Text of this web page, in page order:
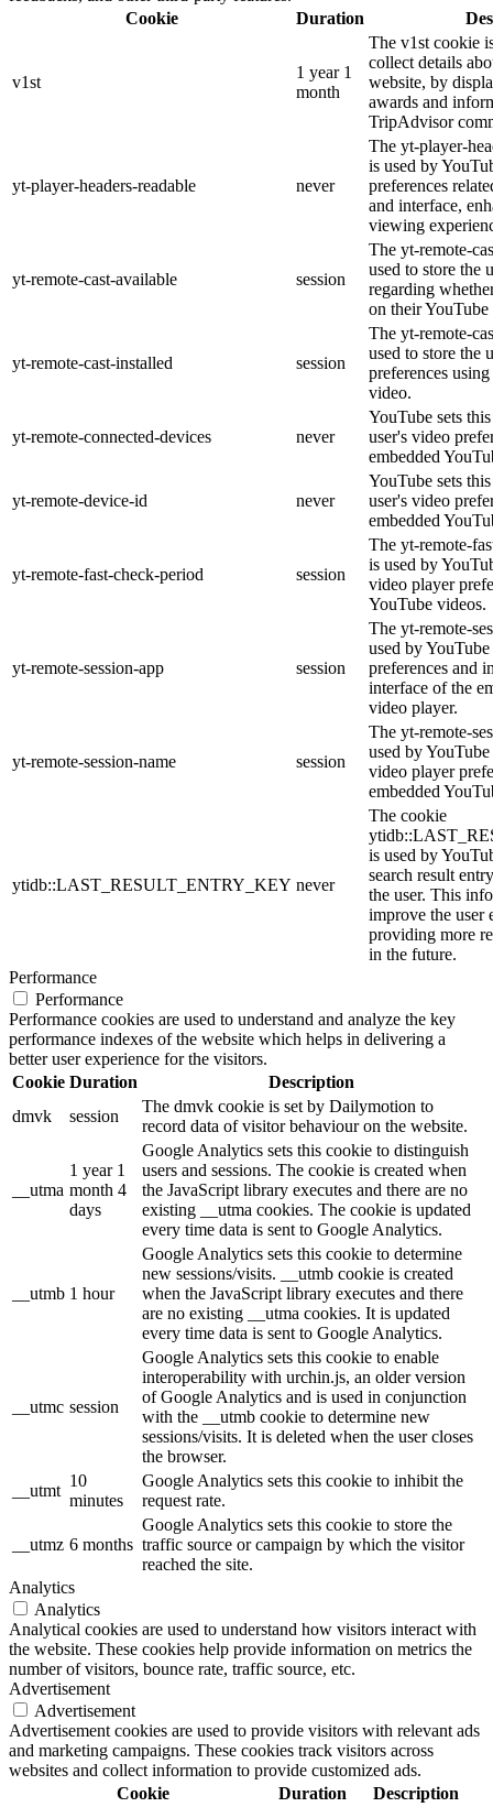
Cookie
Duration
v1st
1 year 1
month
The v1st cookie
collect details
website, by
awards and
TripAdvisor
yt-player-headers-readable never
The yt-player-
is used by
preferences
and interface,
viewing
yt-remote-cast-available session
The yt-remote-
used to store the
regarding
on their
yt-remote-cast-installed session
The yt-remote-
used to store the
preferences
video.
yt-remote-connected-devices never
YouTube sets
user's video
embedded
yt-remote-device-id never
YouTube sets
user's video
embedded
yt-remote-fast-check-period session
The yt-remote-
is used by
video player
YouTube videos.
yt-remote-session-app session
The yt-remote-
used by
preferences and
interface of the
video player.
yt-remote-session-name session
The yt-remote-
used by
video player
embedded
ytidb::LAST_RESULT_ENTRY_KEY never
The cookie
is used by
search result
the user. This
improve the user
providing more
in the future.
Performance
Performance
Performance cookies are used to understand and analyze the key
performance indexes of the website which helps in delivering a
better user experience for the visitors.
Cookie Duration
Description
dmvk
session
The dmvk cookie is set by Dailymotion to
record data of visitor behaviour on the website.
__utma
1 year 1
month 4
days
Google Analytics sets this cookie to distinguish
users and sessions. The cookie is created when
the JavaScript library executes and there are no
existing __utma cookies. The cookie is updated
every time data is sent to Google Analytics.
__utmb 1 hour
Google Analytics sets this cookie to determine
new sessions/visits. __utmb cookie is created
when the JavaScript library executes and there
are no existing __utma cookies. It is updated
every time data is sent to Google Analytics.
__utmc session
Google Analytics sets this cookie to enable
interoperability with urchin.js, an older version
of Google Analytics and is used in conjunction
with the __utmb cookie to determine new
sessions/visits. It is deleted when the user closes
the browser.
__utmt
10
minutes
Google Analytics sets this cookie to inhibit the
request rate.
__utmz 6 months
Google Analytics sets this cookie to store the
traffic source or campaign by which the visitor
reached the site.
Analytics
Analytics
Analytical cookies are used to understand how visitors interact with
the website. These cookies help provide information on metrics the
number of visitors, bounce rate, traffic source, etc.
Advertisement
Advertisement
Advertisement cookies are used to provide visitors with relevant ads
and marketing campaigns. These cookies track visitors across
websites and collect information to provide customized ads.
Cookie
Duration Description